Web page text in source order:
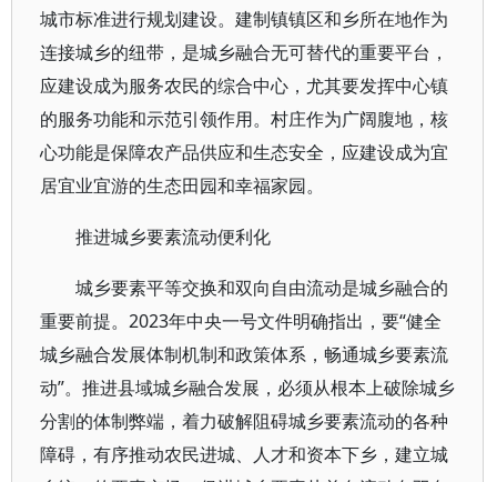
城市标准进行规划建设。建制镇镇区和乡所在地作为
连接城乡的纽带，是城乡融合无可替代的重要平台，
应建设成为服务农民的综合中心，尤其要发挥中心镇
的服务功能和示范引领作用。村庄作为广阔腹地，核
心功能是保障农产品供应和生态安全，应建设成为宜
居宜业宜游的生态田园和幸福家园。
推进城乡要素流动便利化
城乡要素平等交换和双向自由流动是城乡融合的
重要前提。2023年中央一号文件明确指出，要“健全
城乡融合发展体制机制和政策体系，畅通城乡要素流
动”。推进县域城乡融合发展，必须从根本上破除城乡
分割的体制弊端，着力破解阻碍城乡要素流动的各种
障碍，有序推动农民进城、人才和资本下乡，建立城